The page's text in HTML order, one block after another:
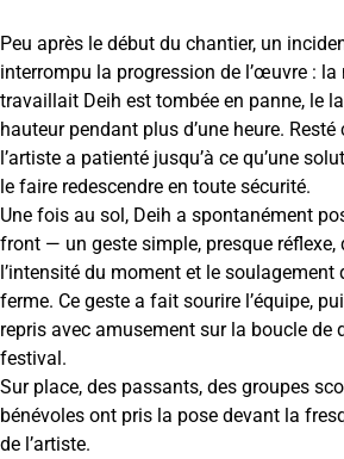
Peu après le début du chantier, un
interrompu la progression de l’œuvre :
travaillait Deih est tombée en panne, le
hauteur pendant plus d’une heure.
l’artiste a patienté jusqu’à ce qu’une
le faire redescendre en toute sécurité.
Une fois au sol, Deih a spontanément
front — un geste simple, presque
l’intensité du moment et le soulagement
ferme. Ce geste a fait sourire l’équipe,
repris avec amusement sur la boucle de
festival.
Sur place, des passants, des groupes
bénévoles ont pris la pose devant la
de l’artiste.